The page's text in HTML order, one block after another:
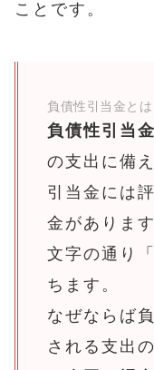
ことです。
負債性引当金とは
負債性引当金
の支出に備
引当金には
金がありま
文字の通り
ちます。
なぜならば
される支出の